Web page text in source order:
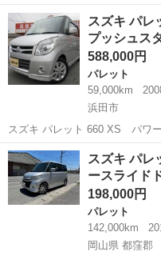
☆ １、勤続年数の短い
される主婦の方や派遣社員の方
組めない方 ４、他社様で...
島根 出雲市 パレット
スズキ パ
プッシュ
588,000円
パレット
59,000km
浜田市
スズキ パレット 660 XS パワ
HID （シルキーシルバーメタリッ
島根 浜田市 パレット
スズキ パ
ースライド
198,000円
パレット
142,000km
岡山県 都窪郡